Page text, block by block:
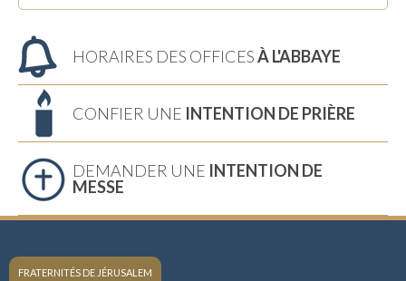
HORAIRES DES OFFICESÀ L'ABBAYE
CONFIER UNE INTENTION DE PRIÈRE
DEMANDER UNE INTENTION DE
MESSE
FRATERNITÉS DE JÉRUSALEM